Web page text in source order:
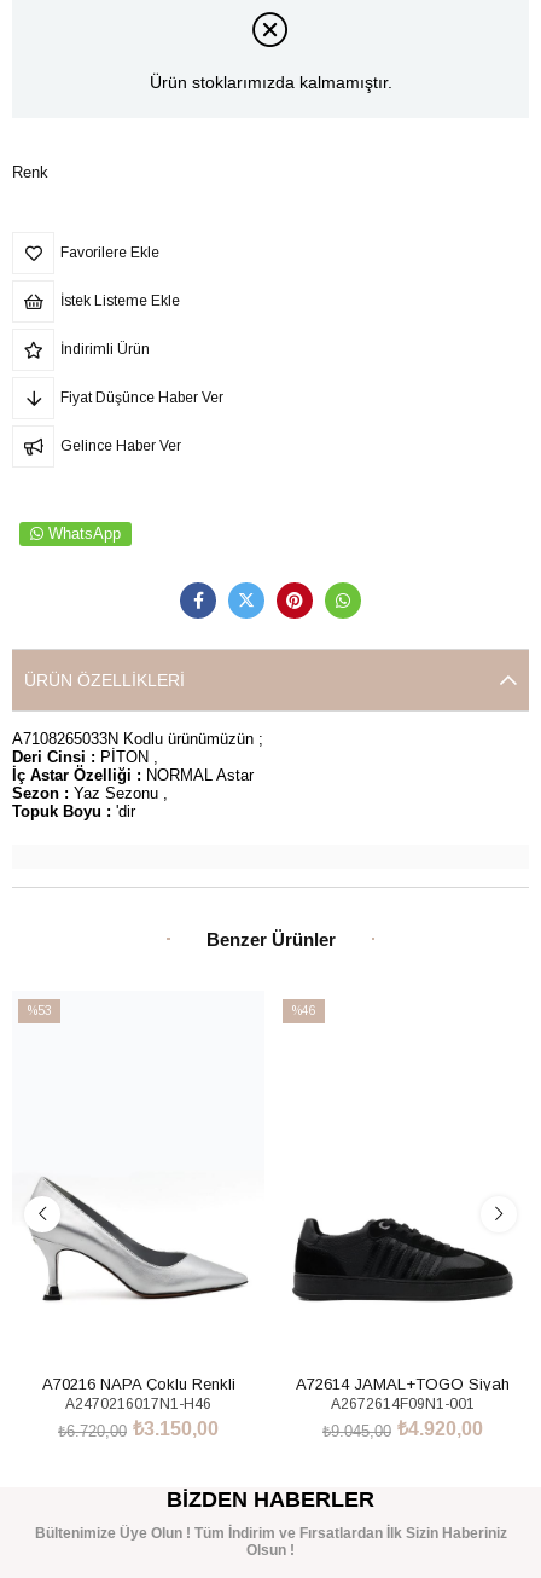
Ürün stoklarımızda kalmamıştır.
Renk
Favorilere Ekle
İstek Listeme Ekle
İndirimli Ürün
Fiyat Düşünce Haber Ver
Gelince Haber Ver
WhatsApp
ÜRÜN ÖZELLIKLERI
A7108265033N Kodlu ürünümüzün ;
Deri Cinsi : PİTON ,
İç Astar Özelliği : NORMAL Astar
Sezon : Yaz Sezonu ,
Topuk Boyu : 'dir
Benzer Ürünler
%53
A70216 NAPA Çoklu Renkli
A2470216017N1-H46
₺3.150,00
₺6.720,00
%46
A72614 JAMAL+TOGO Siyah
Sneakers Ayakkabı
A2672614F09N1-001
₺4.920,00
₺9.045,00
BIZDEN HABERLER
Bültenimize Üye Olun ! Tüm İndirim ve Fırsatlardan İlk Sizin Haberiniz
Olsun !